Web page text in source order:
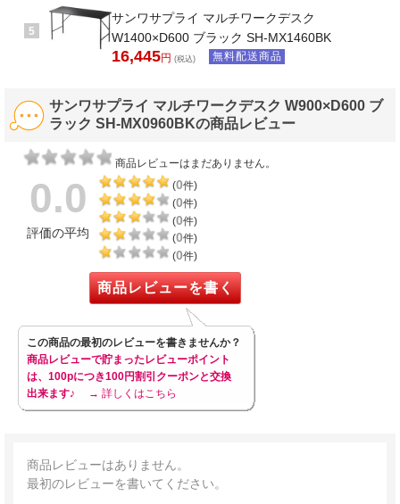
5
サンワサプライ マルチワークデスク
W1400×D600 ブラック SH-MX1460BK
16,445円 (税込) 無料配送商品
サンワサプライ マルチワークデスク W900×D600 ブ
ラック SH-MX0960BKの商品レビュー
商品レビューはまだありません。
0.0
評価の平均
(0件)
(0件)
(0件)
(0件)
(0件)
商品レビューを書く
この商品の最初のレビューを書きませんか？
商品レビューで貯まったレビューポイント
は、100pにつき100円割引クーポンと交換
出来ます♪
→ 詳しくはこちら
商品レビューはありません。
最初のレビューを書いてください。